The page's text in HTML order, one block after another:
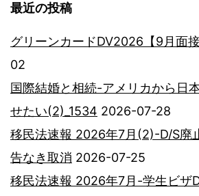
最近の投稿
グリーンカードDV2026【9月面接
02
国際結婚と相続-アメリカから日
せたい(2)_1534 2026-07-28
移民法速報 2026年7月(2)-D/S廃
告なき取消 2026-07-25
移民法速報 2026年7月-学生ビザ